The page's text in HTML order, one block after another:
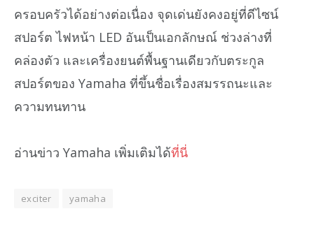
ครอบครัวได้อย่างต่อเนื่อง จุดเด่นยังคงอยู่ที่ดีไซน์
สปอร์ต ไฟหน้า LED อันเป็นเอกลักษณ์ ช่วงล่างที่
คล่องตัว และเครื่องยนต์พื้นฐานเดียวกับตระกูล
สปอร์ตของ Yamaha ที่ขึ้นชื่อเรื่องสมรรถนะและ
ความทนทาน
อ่านข่าว Yamaha เพิ่มเติมได้ที่นี่
exciter yamaha